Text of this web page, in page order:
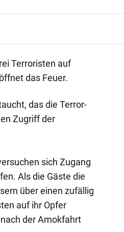
Terroristen auf
das Feuer.
das die Terror-
Zugriff der
sich Zugang
Als die Gäste die
über einen zufällig
auf ihr Opfer
der Amokfahrt